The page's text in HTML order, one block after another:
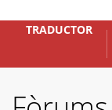
TRADUCTOR